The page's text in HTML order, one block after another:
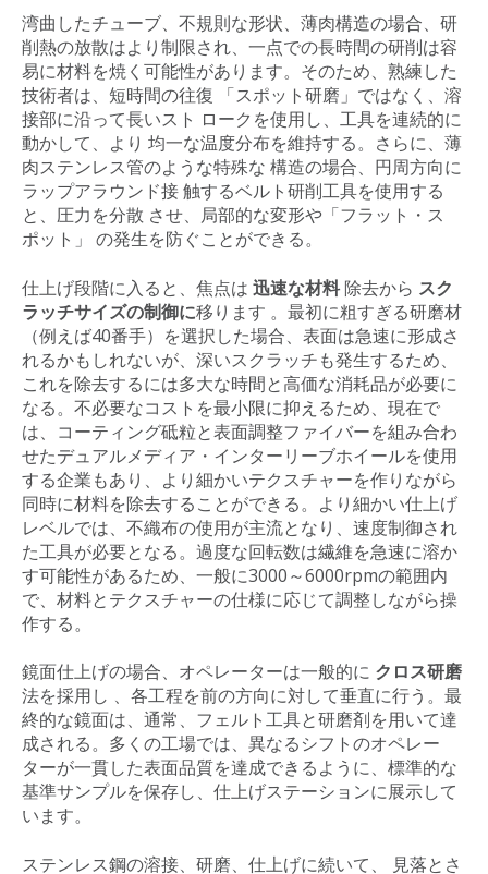
湾曲したチューブ、不規則な形状、薄肉構造の場合、研
削熱の放散はより制限され、一点での長時間の研削は容
易に材料を焼く可能性があります。そのため、熟練した
技術者は、短時間の往復 「スポット研磨」ではなく、溶
接部に沿って長いスト ロークを使用し、工具を連続的に
動かして、より 均一な温度分布を維持する。さらに、薄
肉ステンレス管のような特殊な 構造の場合、円周方向に
ラップアラウンド接 触するベルト研削工具を使用する
と、圧力を分散 させ、局部的な変形や「フラット・ス
ポット」 の発生を防ぐことができる。
仕上げ段階に入ると、焦点は 迅速な材料除去から スク
ラッチサイズの制御に移ります 。最初に粗すぎる研磨材
（例えば40番手）を選択した場合、表面は急速に形成さ
れるかもしれないが、深いスクラッチも発生するため、
これを除去するには多大な時間と高価な消耗品が必要に
なる。不必要なコストを最小限に抑えるため、現在で
は、コーティング砥粒と表面調整ファイバーを組み合わ
せたデュアルメディア・インターリーブホイールを使用
する企業もあり、より細かいテクスチャーを作りながら
同時に材料を除去することができる。より細かい仕上げ
レベルでは、不織布の使用が主流となり、速度制御され
た工具が必要となる。過度な回転数は繊維を急速に溶か
す可能性があるため、一般に3000～6000rpmの範囲内
で、材料とテクスチャーの仕様に応じて調整しながら操
作する。
鏡面仕上げの場合、オペレーターは一般的に クロス研磨
法を採用し 、各工程を前の方向に対して垂直に行う。最
終的な鏡面は、通常、フェルト工具と研磨剤を用いて達
成される。多くの工場では、異なるシフトのオペレー
ターが一貫した表面品質を達成できるように、標準的な
基準サンプルを保存し、仕上げステーションに展示して
います。
ステンレス鋼の溶接、研磨、仕上げに続いて、 見落とさ